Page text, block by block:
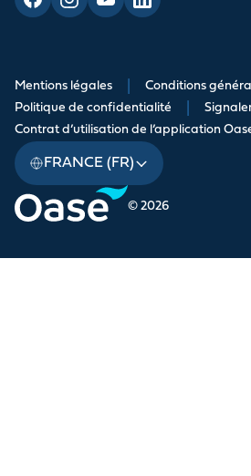
© 2026
Mentions légales Conditions
Politique de confidentialité
Contrat d’utilisation de l’application
FRANCE (FR)